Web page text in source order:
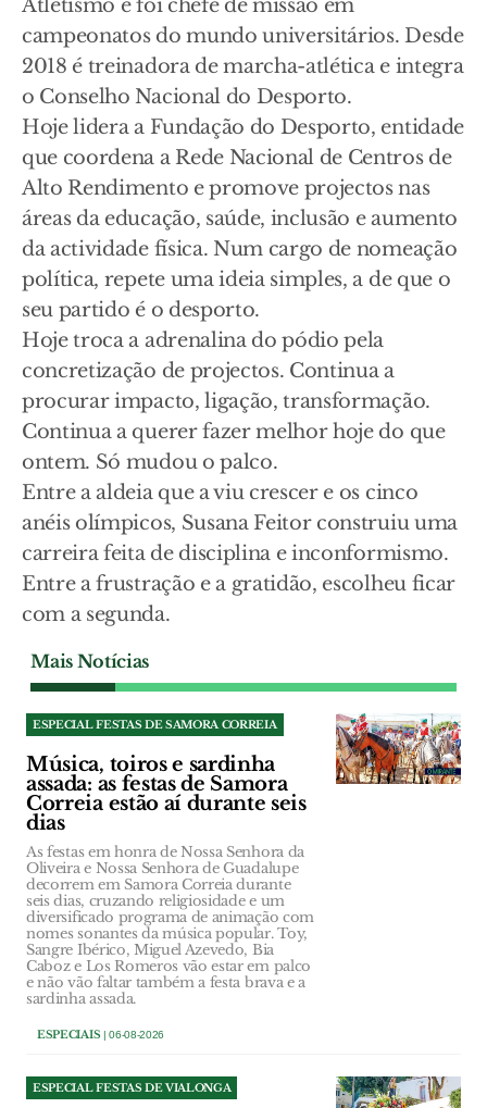
Atletismo e foi chefe de missão em
campeonatos do mundo universitários. Desde
2018 é treinadora de marcha-atlética e integra
o Conselho Nacional do Desporto.
Hoje lidera a Fundação do Desporto, entidade
que coordena a Rede Nacional de Centros de
Alto Rendimento e promove projectos nas
áreas da educação, saúde, inclusão e aumento
da actividade física. Num cargo de nomeação
política, repete uma ideia simples, a de que o
seu partido é o desporto.
Hoje troca a adrenalina do pódio pela
concretização de projectos. Continua a
procurar impacto, ligação, transformação.
Continua a querer fazer melhor hoje do que
ontem. Só mudou o palco.
Entre a aldeia que a viu crescer e os cinco
anéis olímpicos, Susana Feitor construiu uma
carreira feita de disciplina e inconformismo.
Entre a frustração e a gratidão, escolheu ficar
com a segunda.
Mais Notícias
ESPECIAL FESTAS DE SAMORA CORREIA
Música, toiros e sardinha
assada: as festas de Samora
Correia estão aí durante seis
dias
As festas em honra de Nossa Senhora da
Oliveira e Nossa Senhora de Guadalupe
decorrem em Samora Correia durante
seis dias, cruzando religiosidade e um
diversificado programa de animação com
nomes sonantes da música popular. Toy,
Sangre Ibérico, Miguel Azevedo, Bia
Caboz e Los Romeros vão estar em palco
e não vão faltar também a festa brava e a
sardinha assada.
ESPECIAIS| 06-08-2026
ESPECIAL FESTAS DE VIALONGA